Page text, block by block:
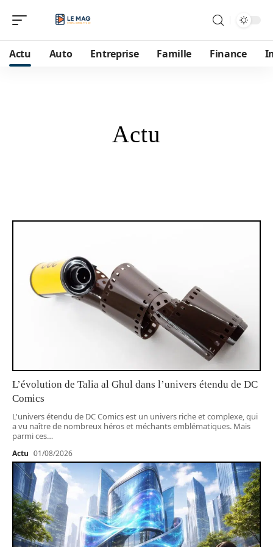
Actu Auto Entreprise Famille Finance
Actu
L’évolution de Talia al Ghul dans l’univers étendu de DC
Comics
L'univers étendu de DC Comics est un univers riche et complexe, qui
a vu naître de nombreux héros et méchants emblématiques. Mais
parmi ces…
Actu 01/08/2026